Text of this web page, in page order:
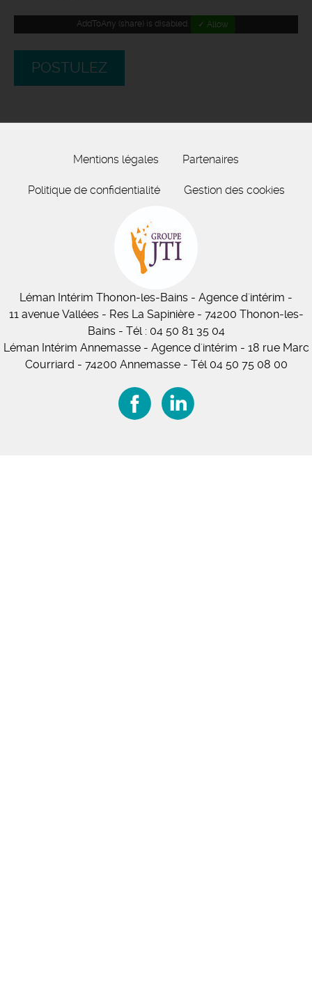
AddToAny (share) is disabled. ✓ Allow
POSTULEZ
Mentions légales Partenaires
Politique de confidentialité Gestion des cookies
Léman Intérim Thonon-les-Bains - Agence d'intérim -
11avenue Vallées- Res La Sapinière - 74200 Thonon-les-
Bains - Tél : 04 50 81 35 04
Léman Intérim Annemasse - Agence d'intérim - 18 rue Marc
Courriard - 74200 Annemasse - Tél 04 50 75 08 00